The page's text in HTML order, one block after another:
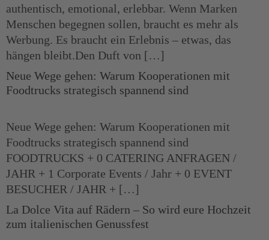
authentisch, emotional, erlebbar. Wenn Marken
Menschen begegnen sollen, braucht es mehr als
Werbung. Es braucht ein Erlebnis – etwas, das
hängen bleibt.Den Duft von […]
Neue Wege gehen: Warum Kooperationen mit
Foodtrucks strategisch spannend sind
Neue Wege gehen: Warum Kooperationen mit
Foodtrucks strategisch spannend sind
FOODTRUCKS + 0 CATERING ANFRAGEN /
JAHR + 1 Corporate Events / Jahr + 0 EVENT
BESUCHER / JAHR + […]
La Dolce Vita auf Rädern – So wird eure Hochzeit
zum italienischen Genussfest